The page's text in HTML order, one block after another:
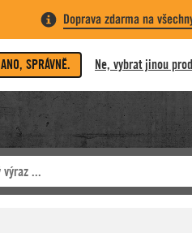
Doprava zdarma na
ANO, SPRÁVNĚ. Ne, vybrat jinou